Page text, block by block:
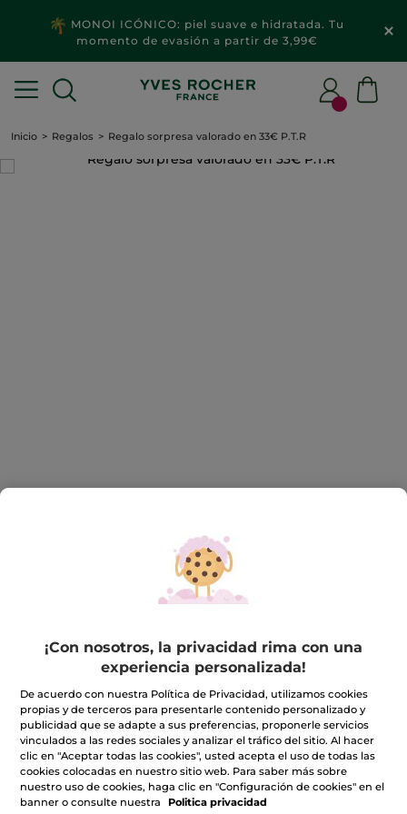
MONOI ICÓNICO: piel suave e hidratada. Tu
momento de evasión a partir de 3,99€
Inicio Regalos Regalo sorpresa valorado en 33€ P.T.R
★★★★★
★★★★★
hay
de
INCLUIR UNA RESEÑA
Cantidad
PRODUCTO NO DISPONIBLE
¡Con nosotros, la privacidad rima con una
experiencia personalizada!
De acuerdo con nuestra Política de Privacidad, utilizamos cookies
propias y de terceros para presentarle contenido personalizado y
publicidad que se adapte a sus preferencias, proponerle servicios
vinculados a las redes sociales y analizar el tráfico del sitio. Al hacer
clic en "Aceptar todas las cookies", usted acepta el uso de todas las
cookies colocadas en nuestro sitio web. Para saber más sobre
nuestro uso de cookies, haga clic en "Configuración de cookies" en el
banner o consulte nuestra
Politica privacidad